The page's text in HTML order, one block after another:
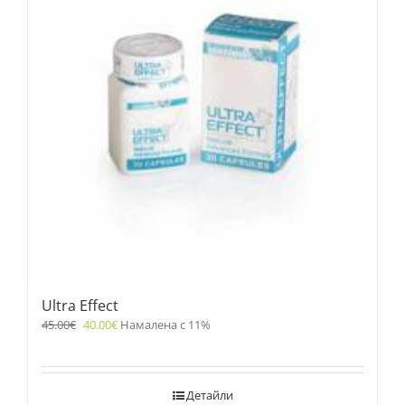
Ultra Effect
45.00€ 40.00€ Намалена с 11%
Детайли